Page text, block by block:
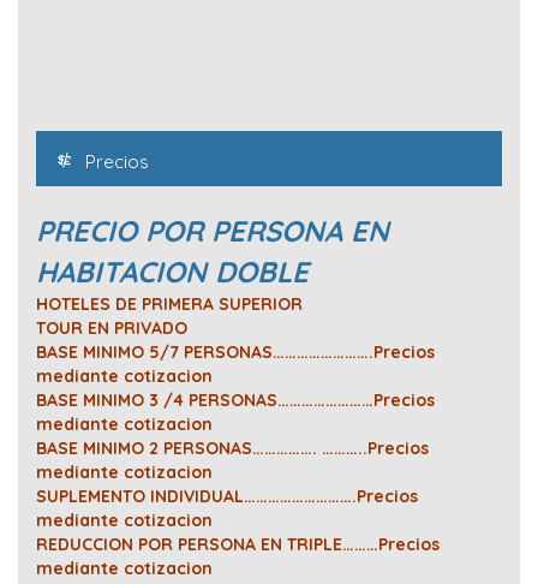
Precios
PRECIO POR PERSONA EN
HABITACION DOBLE
HOTELES DE PRIMERA SUPERIOR
TOUR EN PRIVADO
BASE MINIMO 5/7 PERSONAS…………………….Precios
mediante cotizacion
BASE MINIMO 3 /4 PERSONAS……………………Precios
mediante cotizacion
BASE MINIMO 2 PERSONAS……………. ………..Precios
mediante cotizacion
SUPLEMENTO INDIVIDUAL……………………….Precios
mediante cotizacion
REDUCCION POR PERSONA EN TRIPLE………Precios
mediante cotizacion